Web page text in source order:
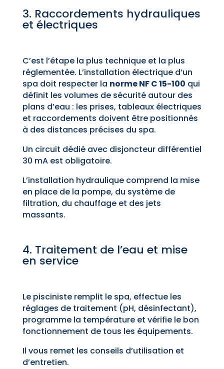
3. Raccordements hydrauliques
et électriques
C’est l’étape la plus technique et la plus
réglementée. L’installation électrique d’un
spa doit respecter la norme NF C 15-100 qui
définit les volumes de sécurité autour des
plans d’eau : les prises, tableaux électriques
et raccordements doivent être positionnés
à des distances précises du spa.
Un circuit dédié avec disjoncteur différentiel
30 mA est obligatoire.
L’installation hydraulique comprend la mise
en place de la pompe, du système de
filtration, du chauffage et des jets
massants.
4. Traitement de l’eau et mise
en service
Le pisciniste remplit le spa, effectue les
réglages de traitement (pH, désinfectant),
programme la température et vérifie le bon
fonctionnement de tous les équipements.
Il vous remet les conseils d’utilisation et
d’entretien.